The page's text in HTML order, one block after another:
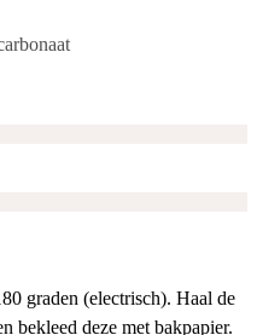
graden (electrisch). Haal de
bekleed deze met bakpapier.